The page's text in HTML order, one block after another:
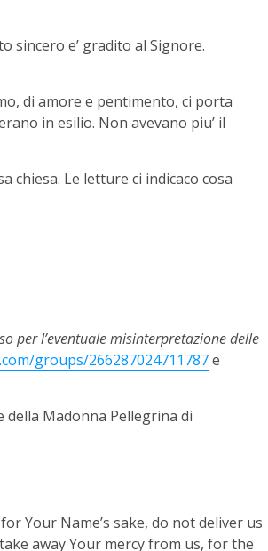
sincero e’ gradito al Signore.
di amore e pentimento, ci porta
in esilio. Non avevano piu’ il
chiesa. Le letture ci indicaco cosa
per l’eventuale misinterpretazione delle
groups/266287024711787e
della Madonna Pellegrina di
Your Name’s sake, do not deliver us
away Your mercy from us, for the